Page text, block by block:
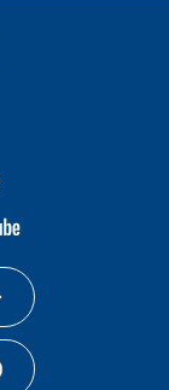
google
youtube-